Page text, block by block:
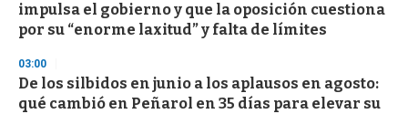
impulsa el gobierno y que la oposición cuestiona
por su “enorme laxitud” y falta de límites
03:00
De los silbidos en junio a los aplausos en agosto:
qué cambió en Peñarol en 35 días para elevar su